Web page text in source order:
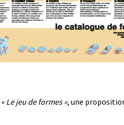
« Le jeu de formes », une